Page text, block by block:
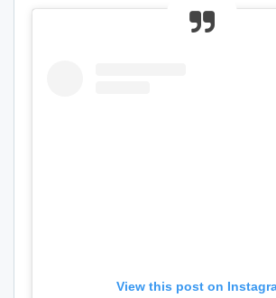
View this post on